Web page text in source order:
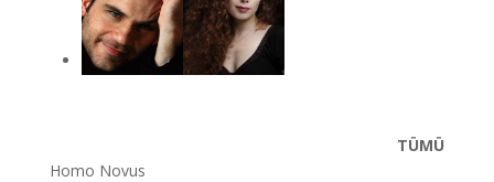
TÜMÜ
Homo Novus